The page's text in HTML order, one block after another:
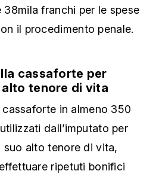
franchi per le spese
il procedimento penale.
cassaforte per
tenore di vita
in almeno 350
dall’imputato per
alto tenore di vita,
ripetuti bonifici